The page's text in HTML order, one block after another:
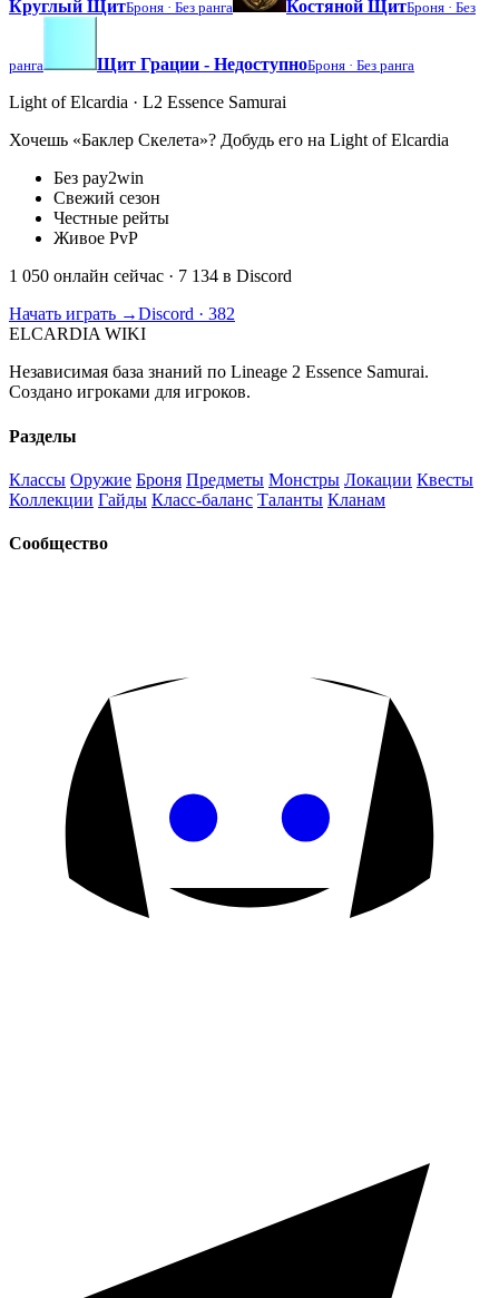
Круглый ЩитБроня · Без ранга Костяной ЩитБроня · Без
ранга Щит Грации - НедоступноБроня · Без ранга
Light of Elcardia · L2 Essence Samurai
Хочешь «Баклер Скелета»? Добудь его на Light of Elcardia
Без pay2win
Свежий сезон
Честные рейты
Живое PvP
1 050 онлайн сейчас · 7 134 в Discord
Начать играть →Discord · 382
ELCARDIA WIKI
Независимая база знаний по Lineage 2 Essence Samurai.
Создано игроками для игроков.
Разделы
Классы Оружие Броня Предметы Монстры Локации Квесты
Коллекции Гайды Класс-баланс Таланты Кланам
Сообщество